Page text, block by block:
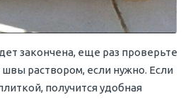
закончена, еще раз проверьте
раствором, если нужно. Если
получится удобная